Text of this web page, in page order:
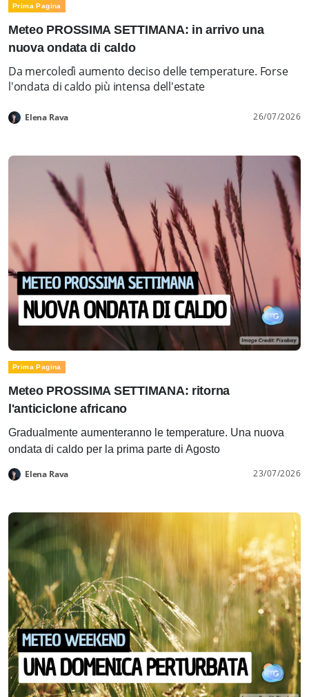
Prima Pagina
Meteo PROSSIMA SETTIMANA: in arrivo una
nuova ondata di caldo
Da mercoledì aumento deciso delle temperature. Forse
l'ondata di caldo più intensa dell'estate
Elena Rava 26/07/2026
Prima Pagina
Meteo PROSSIMA SETTIMANA: ritorna
l'anticiclone africano
Gradualmente aumenteranno le temperature. Una nuova
ondata di caldo per la prima parte di Agosto
Elena Rava 23/07/2026